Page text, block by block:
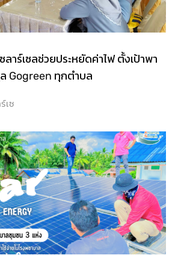
ลาร์เซลช่วยประหยัดค่าไฟ ตั้งเป้าพา
Gogreen ทุกตำบล
เซ